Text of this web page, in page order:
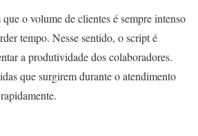
o volume de clientes é sempre intenso
tempo. Nesse sentido, o script é
a produtividade dos colaboradores.
que surgirem durante o atendimento